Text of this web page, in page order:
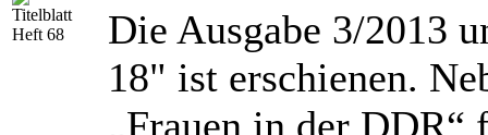
Die Ausgabe 3/2013
18" ist erschienen.
„Frauen in der